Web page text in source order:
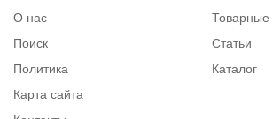
О нас
Поиск
Политика
Карта сайта
Товарные
Статьи
Каталог